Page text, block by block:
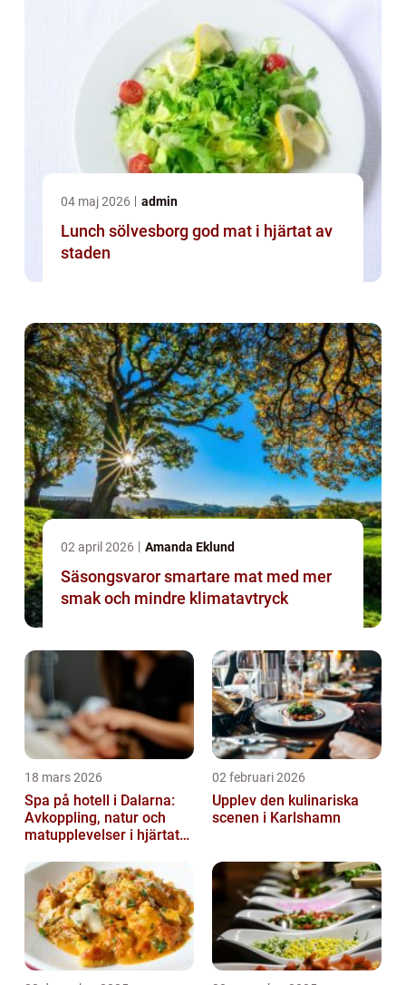
04 maj 2026 admin
Lunch sölvesborg god mat i hjärtat av
staden
02 april 2026 Amanda Eklund
Säsongsvaror smartare mat med mer
smak och mindre klimatavtryck
18 mars 2026
Spa på hotell i Dalarna:
Avkoppling, natur och
matupplevelser i hjärtat
02 februari 2026
Upplev den kulinariska
scenen i Karlshamn